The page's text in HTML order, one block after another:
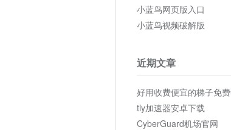
小蓝鸟网页版入口
小蓝鸟视频破解版
近期文章
好用收费便宜的梯子免
tly加速器安卓下载
CyberGuard机场官网